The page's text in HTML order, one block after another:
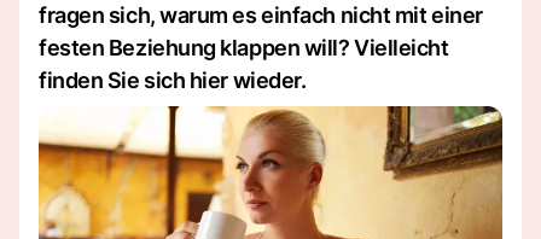
fragen sich, warum es einfach nicht mit einer
festen Beziehung klappen will? Vielleicht
finden Sie sich hier wieder.